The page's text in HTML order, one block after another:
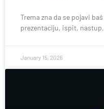
Trema zna da se pojavi
prezentaciju, ispit, nastup,
January 15, 2026